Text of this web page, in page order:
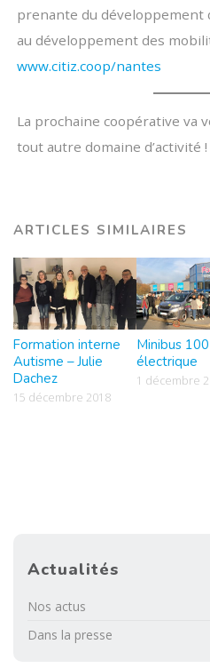
prenante du développement
au développement des
www.citiz.coop/nantes
La prochaine coopérative va
tout autre domaine d’activité !
ARTICLES SIMILAIRES
Formation interne
Autisme – Julie
Dachez
15 décembre 2018
Minibus
électrique
1 décembre
Actualités
Nos actus
Dans la presse